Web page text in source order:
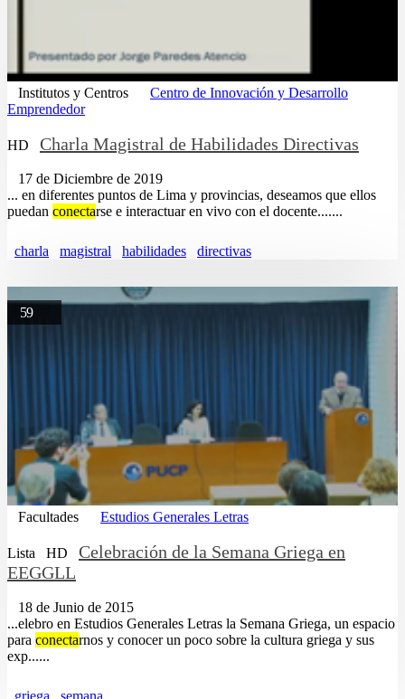
Institutos y Centros
Centro de Innovación y Desarrollo
Emprendedor
HD Charla Magistral de Habilidades Directivas
17 de Diciembre de 2019
... en diferentes puntos de Lima y provincias, deseamos que ellos
puedan conectarse e interactuar en vivo con el docente.......
charla magistral habilidades directivas
59
Facultades Estudios Generales Letras
Lista HD
Celebración de la Semana Griega en
EEGGLL
18 de Junio de 2015
...elebro en Estudios Generales Letras la Semana Griega, un espacio
para conectarnos y conocer un poco sobre la cultura griega y sus
exp......